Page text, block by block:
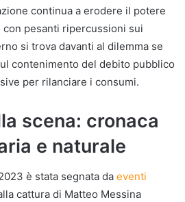
continua a erodere il potere
con pesanti ripercussioni sui
si trova davanti al dilemma se
contenimento del debito pubblico
per rilanciare i consumi.
scena: cronaca
e naturale
è stata segnata da eventi
cattura di Matteo Messina